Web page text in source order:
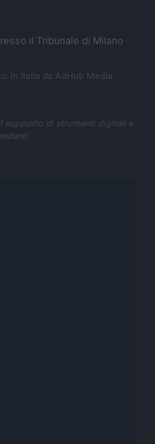
il Tribunale di Milano
in Italia da AdHub Media
supporto di strumenti digitali e